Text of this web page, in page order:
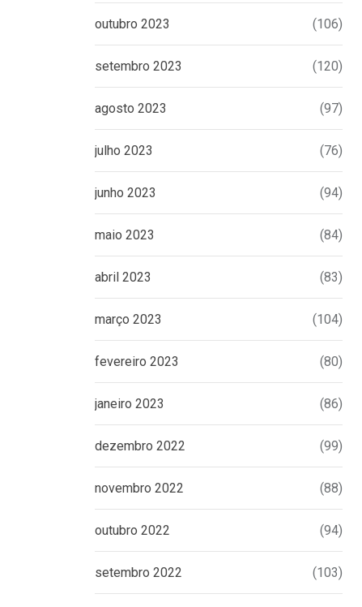
Eduardo Bolsonaro emite nota à
16 DE JUNHO DE 2026
outubro 2023 (106)
setembro 2023 (120)
agosto 2023 (97)
julho 2023 (76)
junho 2023 (94)
maio 2023 (84)
abril 2023 (83)
março 2023 (104)
fevereiro 2023 (80)
janeiro 2023 (86)
dezembro 2022 (99)
novembro 2022 (88)
outubro 2022 (94)
setembro 2022 (103)